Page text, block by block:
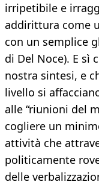
irripetibile e
addirittura come
con un semplice
di Del Noce). E sì
nostra sintesi, e
livello si
alle “riunioni del
cogliere un
attività che
politicamente
delle